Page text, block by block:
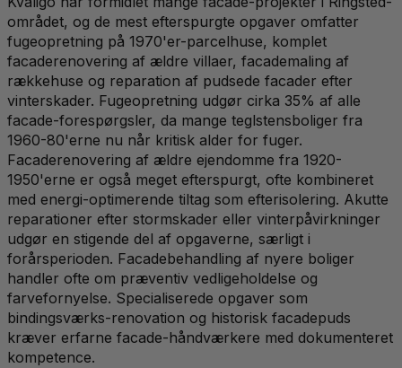
området, og de mest efterspurgte opgaver omfatter
fugeopretning på 1970'er-parcelhuse, komplet
facaderenovering af ældre villaer, facademaling af
rækkehuse og reparation af pudsede facader efter
vinterskader. Fugeopretning udgør cirka 35% af alle
facade-forespørgsler, da mange teglstensboliger fra
1960-80'erne nu når kritisk alder for fuger.
Facaderenovering af ældre ejendomme fra 1920-
1950'erne er også meget efterspurgt, ofte kombineret
med energi-optimerende tiltag som efterisolering. Akutte
reparationer efter stormskader eller vinterpåvirkninger
udgør en stigende del af opgaverne, særligt i
forårsperioden. Facadebehandling af nyere boliger
handler ofte om præventiv vedligeholdelse og
farvefornyelse. Specialiserede opgaver som
bindingsværks-renovation og historisk facadepuds
kræver erfarne facade-håndværkere med dokumenteret
kompetence.